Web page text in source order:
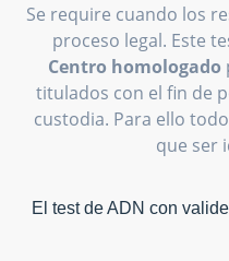
Se require cuando los
proceso legal. Este
Centro homologado
titulados con el fin de
custodia. Para ello
que ser
El test de ADN con